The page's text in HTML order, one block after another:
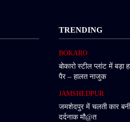
TRENDING
BOKARO
बोकारो स्टील प्लांट में बड़ा
पैर – हालत नाजुक
JAMSHEDPUR
जमशेदपुर में चलती कार
दर्दनाक मौ@त